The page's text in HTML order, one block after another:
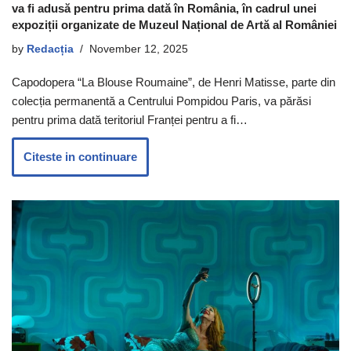
va fi adusă pentru prima dată în România, în cadrul unei
expoziții organizate de Muzeul Național de Artă al României
by Redacția November 12, 2025
Capodopera “La Blouse Roumaine”, de Henri Matisse, parte din
colecția permanentă a Centrului Pompidou Paris, va părăsi
pentru prima dată teritoriul Franței pentru a fi…
Citeste in continuare